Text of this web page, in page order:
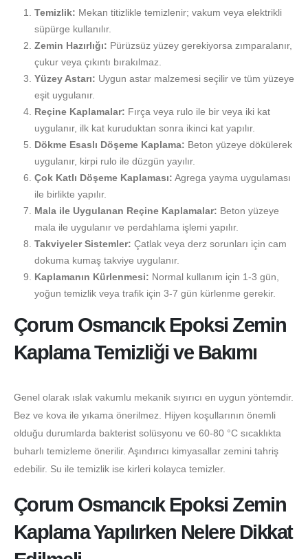
Temizlik: Mekan titizlikle temizlenir; vakum veya elektrikli
süpürge kullanılır.
Zemin Hazırlığı: Pürüzsüz yüzey gerekiyorsa zımparalanır,
çukur veya çıkıntı bırakılmaz.
Yüzey Astarı: Uygun astar malzemesi seçilir ve tüm yüzeye
eşit uygulanır.
Reçine Kaplamalar: Fırça veya rulo ile bir veya iki kat
uygulanır, ilk kat kuruduktan sonra ikinci kat yapılır.
Dökme Esaslı Döşeme Kaplama: Beton yüzeye dökülerek
uygulanır, kirpi rulo ile düzgün yayılır.
Çok Katlı Döşeme Kaplaması: Agrega yayma uygulaması
ile birlikte yapılır.
Mala ile Uygulanan Reçine Kaplamalar: Beton yüzeye
mala ile uygulanır ve perdahlama işlemi yapılır.
Takviyeler Sistemler: Çatlak veya derz sorunları için cam
dokuma kumaş takviye uygulanır.
Kaplamanın Kürlenmesi: Normal kullanım için 1-3 gün,
yoğun temizlik veya trafik için 3-7 gün kürlenme gerekir.
Çorum Osmancık Epoksi Zemin
Kaplama Temizliği ve Bakımı
Genel olarak ıslak vakumlu mekanik sıyırıcı en uygun yöntemdir.
Bez ve kova ile yıkama önerilmez. Hijyen koşullarının önemli
olduğu durumlarda bakterist solüsyonu ve 60-80 °C sıcaklıkta
buharlı temizleme önerilir. Aşındırıcı kimyasallar zemini tahriş
edebilir. Su ile temizlik ise kirleri kolayca temizler.
Çorum Osmancık Epoksi Zemin
Kaplama Yapılırken Nelere Dikkat